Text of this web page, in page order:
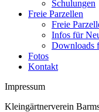
Schulungen
Freie Parzellen
Freie
Infos für
Downloads
Fotos
Kontakt
Impressum
Kleingärtnerverein